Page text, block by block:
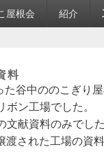
屋根会 紹介
料
谷中ののこぎり
ン工場でした。
文献資料のみでし
された工場の資